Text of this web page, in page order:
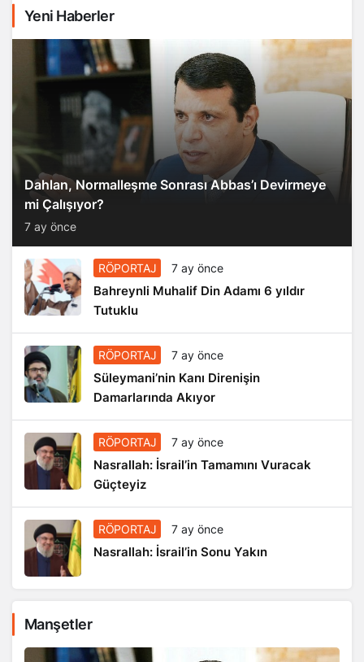
Yeni Haberler
Dahlan, Normalleşme Sonrası Abbas’ı Devirmeye
mi Çalışıyor?
7 ay önce
RÖPORTAJ 7 ay önce
Bahreynli Muhalif Din Adamı 6 yıldır
Tutuklu
RÖPORTAJ 7 ay önce
Süleymani’nin Kanı Direnişin
Damarlarında Akıyor
RÖPORTAJ 7 ay önce
Nasrallah: İsrail’in Tamamını Vuracak
Güçteyiz
RÖPORTAJ 7 ay önce
Nasrallah: İsrail’in Sonu Yakın
Manşetler